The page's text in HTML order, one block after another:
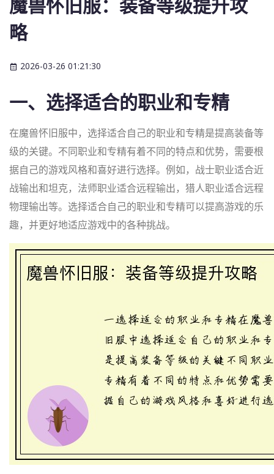
魔兽怀旧服：装备等级提升攻
略
2026-03-26 01:21:30
一、选择适合的职业和专精
在魔兽怀旧服中，选择适合自己的职业和专精是提高装备等
级的关键。不同职业和专精有着不同的特点和优势，需要根
据自己的游戏风格和喜好进行选择。例如，战士职业适合近
战输出和坦克，法师职业适合远程输出，猎人职业适合远程
物理输出等。选择适合自己的职业和专精可以提高游戏的乐
趣，并更好地适应游戏中的各种挑战。